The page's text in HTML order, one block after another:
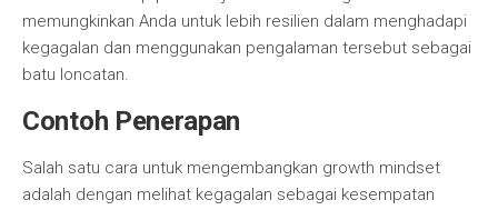
memungkinkan Anda untuk lebih resilien dalam menghadapi
kegagalan dan menggunakan pengalaman tersebut sebagai
batu loncatan.
Contoh Penerapan
Salah satu cara untuk mengembangkan growth mindset
adalah dengan melihat kegagalan sebagai kesempatan